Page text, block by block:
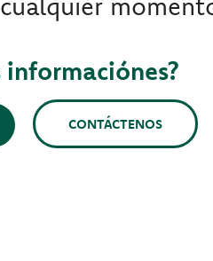
informaciónes?
CONTÁCTENOS